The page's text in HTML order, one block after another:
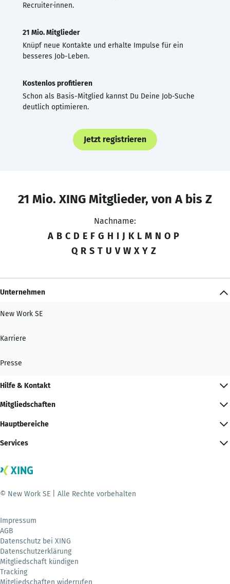
Recruiter·innen.
21 Mio. Mitglieder
Knüpf neue Kontakte und erhalte Impulse für ein
besseres Job-Leben.
Kostenlos profitieren
Schon als Basis-Mitglied kannst Du Deine Job-Suche
deutlich optimieren.
Jetzt registrieren
21 Mio. XING Mitglieder, von A bis Z
Nachname:
A B C D E F G H I J K L M N O P
Q R S T U V W X Y Z
Unternehmen
New Work SE
Karriere
Presse
Hilfe & Kontakt
Mitgliedschaften
Hauptbereiche
Services
© New Work SE | Alle Rechte vorbehalten
Impressum
AGB
Datenschutz bei XING
Datenschutzerklärung
Mitgliedschaft kündigen
Tracking
Mitgliedschaften widerrufen